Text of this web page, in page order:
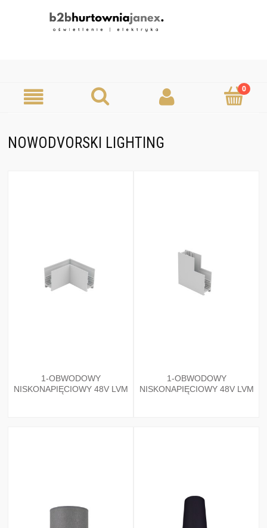
NOWODVORSKI LIGHTING
1-OBWODOWY
NISKONAPIĘCIOWY 48V LVM
1-OBWODOWY
NISKONAPIĘCIOWY 48V LVM